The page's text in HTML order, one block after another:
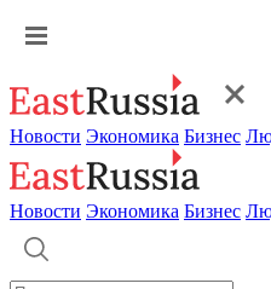
Новости Экономика Бизнес
Новости Экономика Бизнес